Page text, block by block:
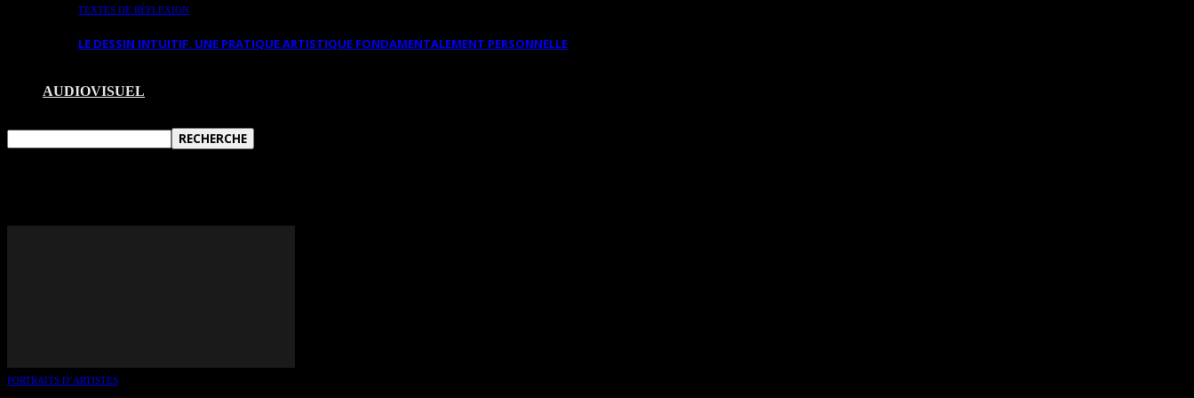
TEXTES DE RÉFLEXION
LE DESSIN INTUITIF. UNE PRATIQUE ARTISTIQUE FONDAMENTALEMENT PERSONNELLE
AUDIOVISUEL
PORTRAITS D’ARTISTES